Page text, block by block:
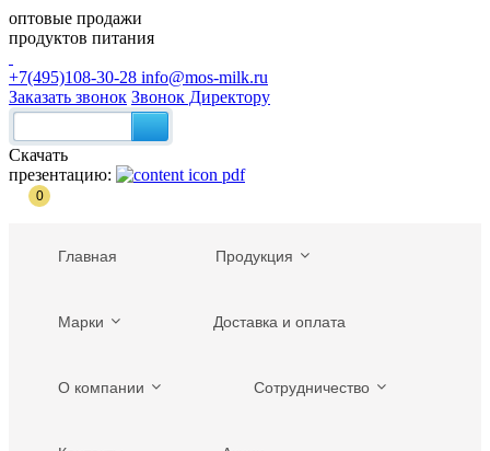
оптовые продажи
продуктов питания
+7(495)108-30-28 info@mos-milk.ru
Заказать звонок Звонок Директору
Скачать
презентацию:
0
Главная Продукция
Марки Доставка и оплата
О компании Сотрудничество